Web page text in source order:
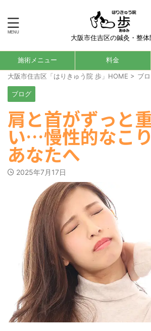
大阪市住吉区の鍼灸・整体
施術メニュー 料金
大阪市住吉区「はりきゅう院 歩」HOME > ブ
ブログ
肩と首がずっと
い…慢性的なこ
あなたへ
2025年7月17日